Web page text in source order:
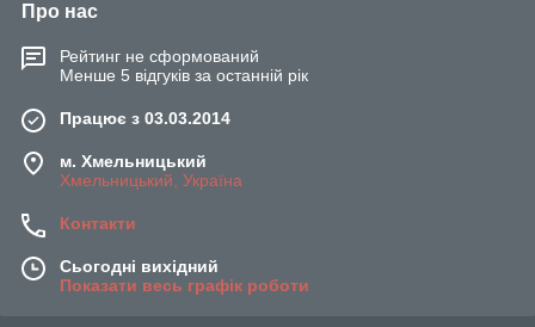
Про нас
Рейтинг не сформований
Менше 5 відгуків за останній рік
Працює з 03.03.2014
м. Хмельницький
Хмельницький, Україна
Контакти
Сьогодні вихідний
Показати весь графік роботи